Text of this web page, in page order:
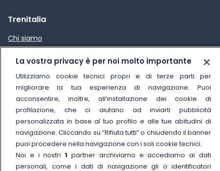
Trenitalia
Chi siamo
Manuale di Conservazione
Link esterno
Carriere
Link esterno
La Freccia Mag
Link esterno
Noleggia un treno charter
Viaggi di gruppo
La vostra privacy è per noi molto importante
Utilizziamo cookie tecnici propri e di terze parti per
migliorare la tua esperienza di navigazione. Puoi
acconsentire, inoltre, all’installazione dei cookie di
profilazione, che ci aiutano ad inviarti pubblicità
personalizzata in base al tuo profilo e alle tue abitudini di
navigazione. Cliccando su “Rifiuta tutti” o chiudendo il banner
puoi procedere nella navigazione con i soli cookie tecnici.
Noi e i nostri1 partner archiviamo e accediamo ai dati
personali, come i dati di navigazione gli o identificatori